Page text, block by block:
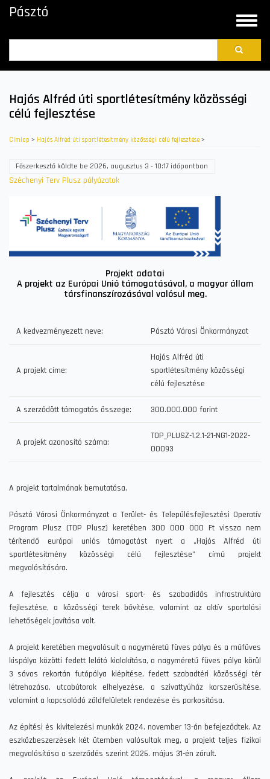
Ugrás
Toggle
Pásztó
Hajós Alfréd úti sportlétesítmény közösségi
célú fejlesztése
Címlap > Hajós Alfréd úti sportlétesítmény közösségi célú fejlesztése>
Főszerkesztő küldte be 2026, augusztus 3 - 10:17 időpontban
Széchenyi Terv Plusz pályázatok
Projekt adatai
A projekt az Európai Unió támogatásával, a magyar állam
társfinanszírozásával valósul meg.
A kedvezményezett neve: Pásztó Városi Önkormányzat
A projekt címe:
Hajós Alfréd úti
sportlétesítmény közösségi
célú fejlesztése
A szerződött támogatás összege: 300.000.000 forint
A projekt azonosító száma:
TOP_PLUSZ-1.2.1-21-NG1-2022-
00093
A projekt tartalmának bemutatása.
Pásztó Városi Önkormányzat a Terület- és Településfejlesztési Operatív
Program Plusz (TOP Plusz) keretében 300 000 000 Ft vissza nem
térítendő európai uniós támogatást nyert a „Hajós Alfréd úti
sportlétesítmény közösségi célú fejlesztése” című projekt
megvalósítására.
A fejlesztés célja a városi sport- és szabadidős infrastruktúra
fejlesztése, a közösségi terek bővítése, valamint az aktív sportolási
lehetőségek javítása volt.
A projekt keretében megvalósult a nagyméretű füves pálya és a műfüves
kispálya közötti fedett lelátó kialakítása, a nagyméretű füves pálya körül
3 sávos rekortán futópálya kiépítése, fedett szabadtéri közösségi tér
létrehozása, utcabútorok elhelyezése, a szivattyúház korszerűsítése,
valamint a kapcsolódó zöldfelületek rendezése és parkosítása.
Az építési és kivitelezési munkák 2024. november 13-án befejeződtek. Az
eszközbeszerzések két ütemben valósultak meg, a projekt teljes fizikai
megvalósítása a szerződés szerint 2026. május 31-én zárult.